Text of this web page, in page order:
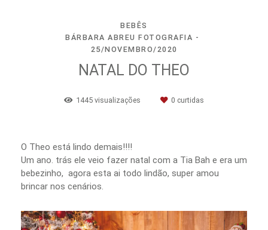
BEBÊS
BÁRBARA ABREU FOTOGRAFIA
25/NOVEMBRO/2020
NATAL DO THEO
1445 visualizações 0 curtidas
O Theo está lindo demais!!!!
Um ano. trás ele veio fazer natal com a Tia Bah e era um
bebezinho, agora esta ai todo lindão, super amou
brincar nos cenários.